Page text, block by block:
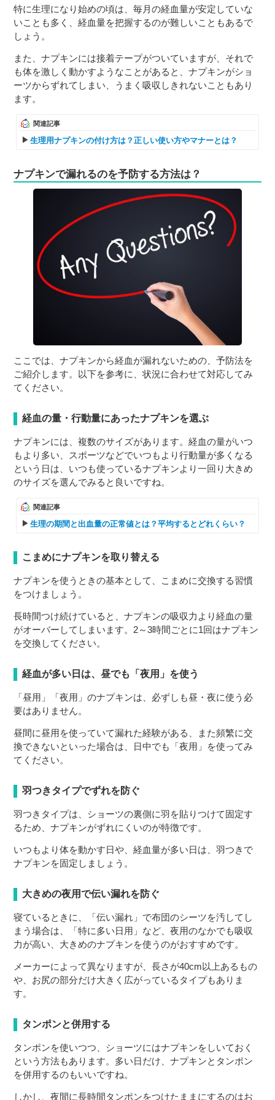
特に生理になり始めの頃は、毎月の経血量が安定していな
いことも多く、経血量を把握するのが難しいこともあるで
しょう。
また、ナプキンには接着テープがついていますが、それで
も体を激しく動かすようなことがあると、ナプキンがショ
ーツからずれてしまい、うまく吸収しきれないこともあり
ます。
関連記事
生理用ナプキンの付け方は？正しい使い方やマナーとは？
ナプキンで漏れるのを予防する方法は？
ここでは、ナプキンから経血が漏れないための、予防法を
ご紹介します。以下を参考に、状況に合わせて対応してみ
てください。
経血の量・行動量にあったナプキンを選ぶ
ナプキンには、複数のサイズがあります。経血の量がいつ
もより多い、スポーツなどでいつもより行動量が多くなる
という日は、いつも使っているナプキンより一回り大きめ
のサイズを選んでみると良いですね。
関連記事
生理の期間と出血量の正常値とは？平均するとどれくらい？
こまめにナプキンを取り替える
ナプキンを使うときの基本として、こまめに交換する習慣
をつけましょう。
長時間つけ続けていると、ナプキンの吸収力より経血の量
がオーバーしてしまいます。2～3時間ごとに1回はナプキン
を交換してください。
経血が多い日は、昼でも「夜用」を使う
「昼用」「夜用」のナプキンは、必ずしも昼・夜に使う必
要はありません。
昼間に昼用を使っていて漏れた経験がある、また頻繁に交
換できないといった場合は、日中でも「夜用」を使ってみ
てください。
羽つきタイプでずれを防ぐ
羽つきタイプは、ショーツの裏側に羽を貼りつけて固定す
るため、ナプキンがずれにくいのが特徴です。
いつもより体を動かす日や、経血量が多い日は、羽つきで
ナプキンを固定しましょう。
大きめの夜用で伝い漏れを防ぐ
寝ているときに、「伝い漏れ」で布団のシーツを汚してし
まう場合は、「特に多い日用」など、夜用のなかでも吸収
力が高い、大きめのナプキンを使うのがおすすめです。
メーカーによって異なりますが、長さが40cm以上あるもの
や、お尻の部分だけ大きく広がっているタイプもありま
す。
タンポンと併用する
タンポンを使いつつ、ショーツにはナプキンをしいておく
という方法もあります。多い日だけ、ナプキンとタンポン
を併用するのもいいですね。
しかし、夜間に長時間タンポンをつけたままにするのはお